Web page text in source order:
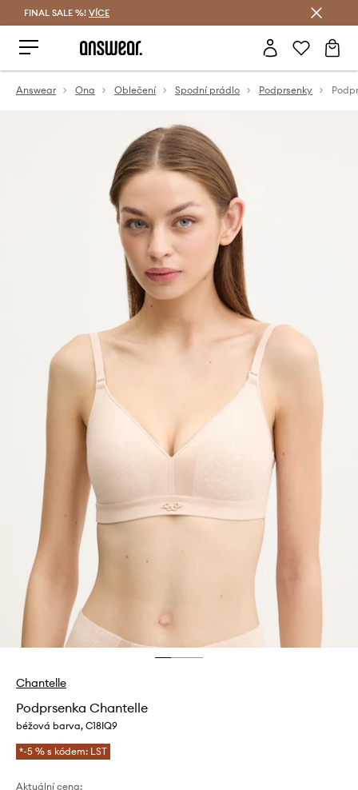
FINAL SALE %! VÍCE
Answear Ona Oblečení Spodní prádlo Podprsenky
Chantelle
Podprsenka Chantelle
béžová barva, C18IQ9
*-5 % s kódem: LST
Aktuální cena: